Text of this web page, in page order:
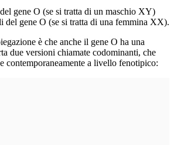
gene O (se si tratta di un maschio XY)
del gene O (se si tratta di una femmina XX).
è che anche il gene O ha una
due versioni chiamate codominanti, che
contemporaneamente a livello fenotipico: